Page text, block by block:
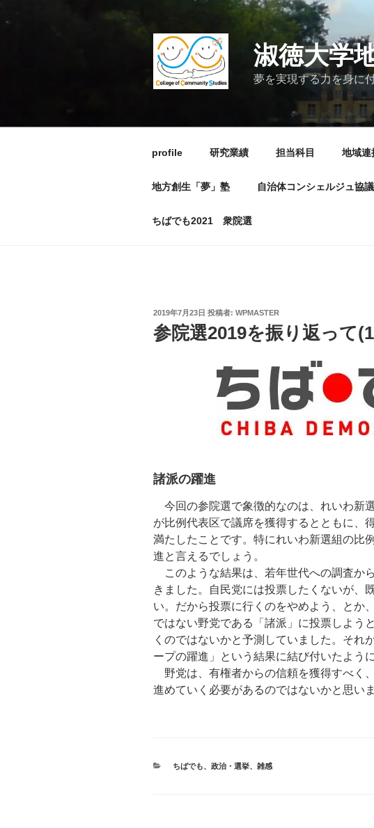
ン
キ
淑徳大学
夢を実現する力を身に
profile 研究業績 担当科目 地域連
地方創生「夢」塾 自治体コンシェルジュ協
ちばでも2021 衆院選
投
日:
2019年7月23日 投稿者: WPMASTER
参院選2019を振り返って
諸派の躍進
今回の参院選で象徴的なのは、れいわ新
が比例代表区で議席を獲得するとともに、
満たしたことです。特にれいわ新選組の比
進と言えるでしょう。
このような結果は、若年世代への調査か
きました。自民党には投票したくないが、
い。だから投票に行くのをやめよう、とか
ではない野党である「諸派」に投票しよう
くのではないかと予測していました。それ
ープの躍進」という結果に結び付いたよう
野党は、有権者からの信頼を獲得すべく
進めていく必要があるのではないかと思いま
カ
ちばでも、 政治・選挙、 雑感